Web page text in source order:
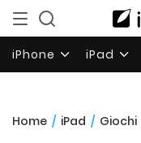
iPhone iPad
Home / iPad / Giochi